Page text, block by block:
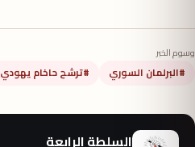
وسوم الخبر
#البرلمان السوري #ترشح حاخام يهودي
السلطة الرابعة